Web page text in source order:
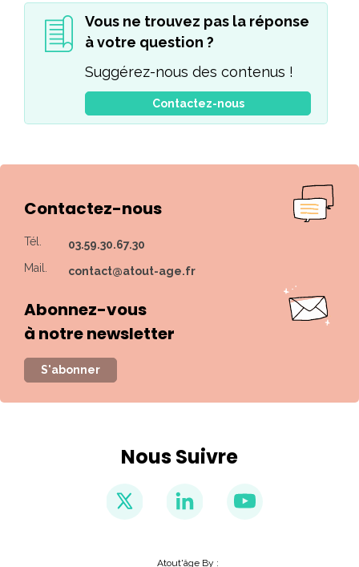
Vous ne trouvez pas la réponse
à votre question ?
Suggérez-nous des contenus !
Contactez-nous
Contactez-nous
Tél.
03.59.30.67.30
Mail.
contact@atout-age.fr
Abonnez-vous
à notre newsletter
S'abonner
Nous Suivre
Atout'âge By :